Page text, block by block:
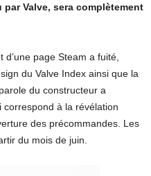
Valve, sera complètement
page Steam a fuité,
du Valve Index ainsi que la
du constructeur a
à la révélation
des précommandes. Les
du mois de juin.